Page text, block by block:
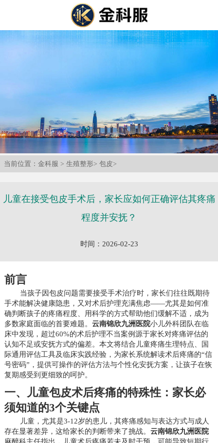
当前位置： 金科服 > 生殖整形> 包皮>
儿童在接受包皮手术后，家长应如何正确评估其疼痛
程度并安抚？
时间：2026-02-23
前言
当孩子因包皮问题需要接受手术治疗时，家长们往往既期待
手术能解决健康隐患，又对术后护理充满焦虑——尤其是如何准
确判断孩子的疼痛程度、用科学的方式帮助他们缓解不适，成为
多数家庭面临的首要难题。 云南锦欣九洲医院小儿外科团队在临
床中发现，超过60%的术后护理不当案例源于家长对疼痛评估的
认知不足或安抚方式的偏差。本文将结合儿童疼痛生理特点、国
际通用评估工具及临床实践经验，为家长系统解读术后疼痛的“信
号密码”，提供可操作的评估方法与个性化安抚方案，让孩子在恢
复期感受到更细致的呵护。
一、儿童包皮术后疼痛的特殊性：家长必
须知道的3个关键点
儿童，尤其是3-12岁的患儿，其疼痛感知与表达方式与成人
存在显著差异，这给家长的判断带来了挑战。 云南锦欣九洲医院
麻醉科主任指出，儿童术后疼痛若未及时干预，可能导致短期行